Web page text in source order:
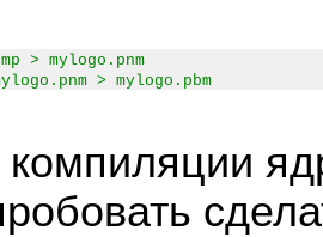
> mylogo.pnm
> mylogo.pbm